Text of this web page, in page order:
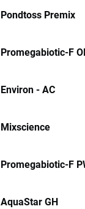
Pondtoss Premix
Promegabiotic-F
Environ - AC
Mixscience
Promegabiotic-F
AquaStar GH